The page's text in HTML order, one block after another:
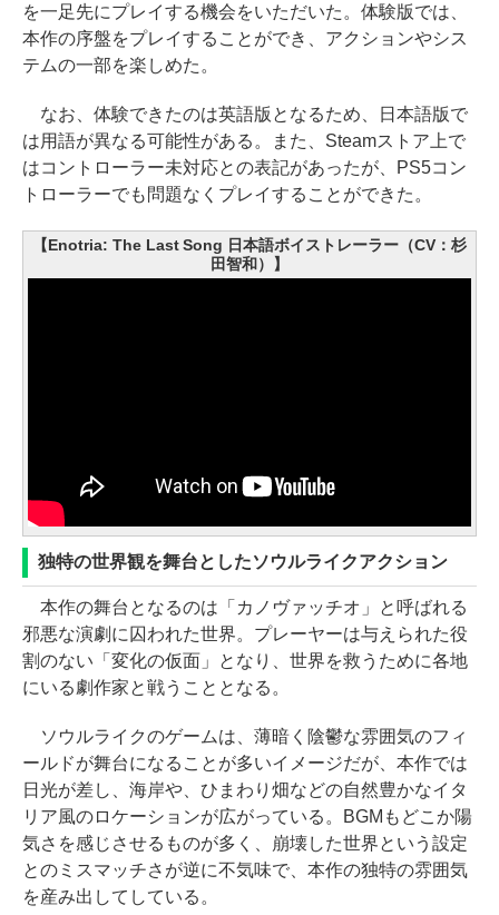
を一足先にプレイする機会をいただいた。体験版では、
本作の序盤をプレイすることができ、アクションやシス
テムの一部を楽しめた。
なお、体験できたのは英語版となるため、日本語版で
は用語が異なる可能性がある。また、Steamストア上で
はコントローラー未対応との表記があったが、PS5コン
トローラーでも問題なくプレイすることができた。
【Enotria: The Last Song 日本語ボイストレーラー（CV：杉
田智和）】
独特の世界観を舞台としたソウルライクアクション
本作の舞台となるのは「カノヴァッチオ」と呼ばれる
邪悪な演劇に囚われた世界。プレーヤーは与えられた役
割のない「変化の仮面」となり、世界を救うために各地
にいる劇作家と戦うこととなる。
ソウルライクのゲームは、薄暗く陰鬱な雰囲気のフィ
ールドが舞台になることが多いイメージだが、本作では
日光が差し、海岸や、ひまわり畑などの自然豊かなイタ
リア風のロケーションが広がっている。BGMもどこか陽
気さを感じさせるものが多く、崩壊した世界という設定
とのミスマッチさが逆に不気味で、本作の独特の雰囲気
を産み出してしている。